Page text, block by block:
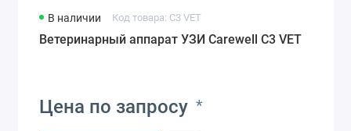
В наличии Код товара: C3 VET
Ветеринарный аппарат УЗИ Carewell C3 VET
Цена по запросу *